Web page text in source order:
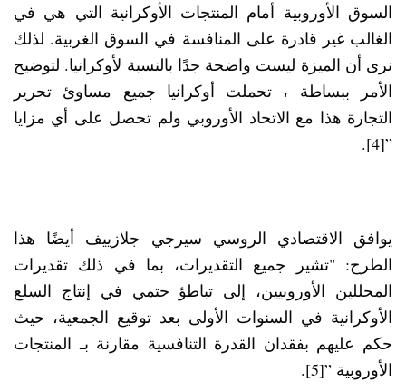
السوق الأوروبية أمام المنتجات الأوكرانية التي هي في
الغالب غير قادرة على المنافسة في السوق الغربية. لذلك
نرى أن الميزة ليست واضحة جدًا بالنسبة لأوكرانيا. لتوضيح
الأمر ببساطة ، تحملت أوكرانيا جميع مساوئ تحرير
التجارة هذا مع الاتحاد الأوروبي ولم تحصل على أي مزايا
”[4].
يوافق الاقتصادي الروسي سيرجي جلازييف أيضًا هذا
الطرح: "تشير جميع التقديرات، بما في ذلك تقديرات
المحللين الأوروبيين، إلى تباطؤ حتمي في إنتاج السلع
الأوكرانية في السنوات الأولى بعد توقيع الجمعية، حيث
حكم عليهم بفقدان القدرة التنافسية مقارنة بـ المنتجات
الأوروبية ”[5].